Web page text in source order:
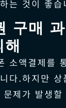
는 것이 좋습
구매
소액결제를
다.하지만 상
제가 발생